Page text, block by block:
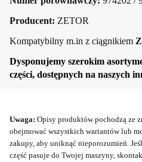
Producent: ZETOR
Kompatybilny m.in z ciągnikiem
Dysponujemy szerokim
części, dostępnych na naszych
Uwaga: Opisy produktów pochodzą ze
obejmować wszystkich wariantów lub
zakupy, aby uniknąć nieporozumień.
część pasuje do Twojej maszyny,